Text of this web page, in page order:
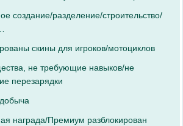
создание/разделение/строительство/
скины для игроков/мотоциклов
не требующие навыков/не
перезарядки
награда/Премиум разблокирован